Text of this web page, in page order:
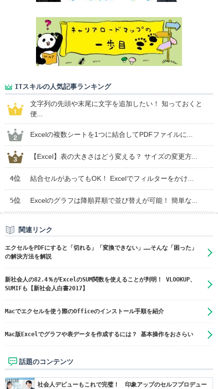
ITスキルの人気記事ランキング
文字列の先頭や末尾に文字を追加したい！ 知っておくと
便...
Excelの複数シートを1つに結合してPDFファイルに...
【Excel】表の大きさはどう変える？ サイズの変更方...
4位 結合セルがあってもOK！ Excelでフィルターをかけ...
5位 Excelのグラフは降順昇順で並び替えが可能！ 簡単な...
関連リンク
エクセルをPDFにすると「切れる」「変換できない」……そんな「困った」
の解決方法を解説
新社会人の82.4％がExcelのSUM関数を使えることが判明！ VLOOKUP、
SUMIFも【新社会人白書2017】
Macでエクセルを使う際のOfficeのインストール手順を紹介
Mac版Excelでグラフや表データを作成するには？ 基本操作をおさらい
話題のコンテンツ
社会人デビューもこれで完璧！ 印象アップのセルフプロデュー